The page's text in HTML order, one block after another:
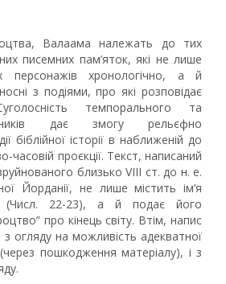
Валаама належать до тих
писемних пам’яток, які не лише
персонажів хронологічно, а й
з подіями, про які розповідає
темпорального та
дає змогу рельєфно
біблійної історії в наближеній до
часовій проєкції. Текст, написаний
близько VIII ст. до н. е.
Йорданії, не лише містить ім’я
(Числ. 22-23), а й подає його
про кінець світу. Втім, напис
огляду на можливість адекватної
пошкодження матеріалу), і з